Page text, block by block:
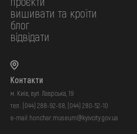
вишивати та кроїти
блог
відвідати
Контакти
м. Київ, вул. Лаврська, 19
тел.: (044) 288-92-68 (044) 280-52-10
e-mail: honchar.museum@kyivcity.gov.ua